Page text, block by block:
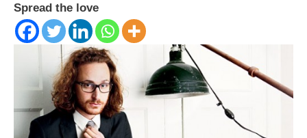
Spread the love